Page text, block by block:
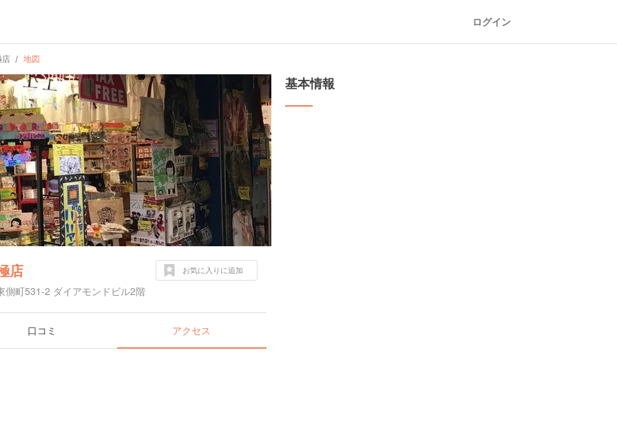
ログイン
店 地図
店
側町531-2 ダイアモンドビル2階
お気に入りに追加
口コミ アクセス
基本情報